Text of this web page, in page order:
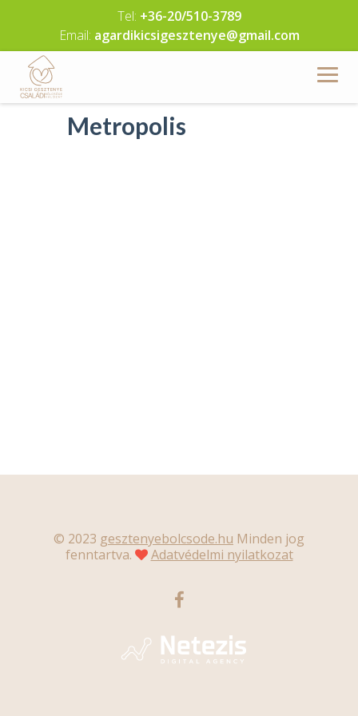
content
Tel: +36-20/510-3789
Email: agardikicsigesztenye@gmail.com
Metropolis
© 2023 gesztenyebolcsode.hu Minden jog
fenntartva.
Adatvédelmi nyilatkozat